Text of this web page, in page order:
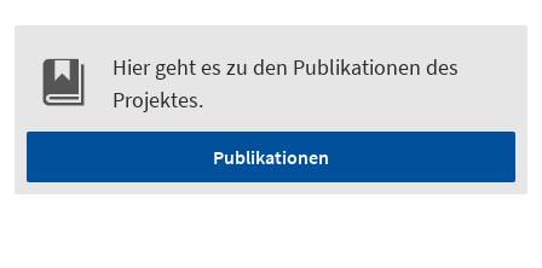
Hier geht es zu den Publikationen des
Projektes.
Publikationen